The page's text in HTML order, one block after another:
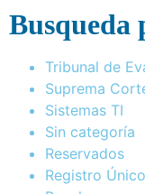
Busqueda
Tribunal de
Suprema
Sistemas TI
Sin categoría
Reservados
Registro